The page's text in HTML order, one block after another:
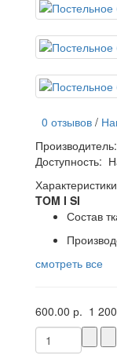
0 отзывов /
Производитель:
Доступность:
Характеристики
TOM I SI
Состав
смотреть все
600.00 р. 1